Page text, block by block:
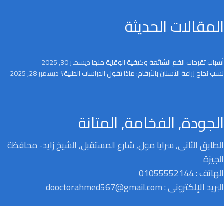
المقالات الحديثة
أسباب تقرحات الفم الشائعة وكيفية الوقاية منهاديسمبر 30, 2025
نسب نجاح زراعة الأسنان بالأرقام: ماذا تقول الدراسات الطبية؟ديسمبر 28, 2025
الجودة, الفخامة, المتانة
الطابق الثانى, سرايا مول, شارع المستقبل, الشيخ زايد- محافظة
الجيزة
الهاتف : 01055552144
البريد الإلكترونى : dooctorahmed567@gmail.com